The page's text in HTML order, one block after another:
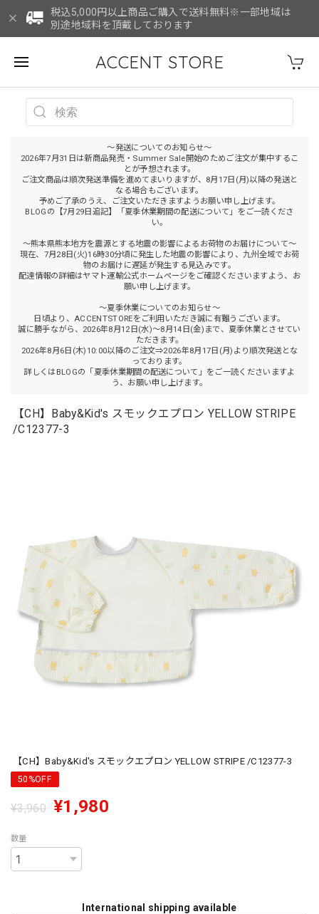
税込5,000円以上商品ご購入で送料無料※一部地域は
別途地域料を頂戴しております
ACCENT STORE
～発送についてのお知らせ～
2026年7月31日は新商品発売・Summer Sale開始のためご注文が集中するこ
とが予想されます。
ご注文商品は順次発送準備を進めてまいりますが、8月17日(月)以降の発送と
なる場合もございます。
予めご了承のうえ、ご注文いただきますようお願い申し上げます。
BLOGの【7月29日追記】「夏季休業期間の配送について」をご一読くださ
い。
～熊本県熊本地方を震源とする地震の影響によるお荷物のお届けについて～
現在、7月28日(火)16時30分頃に発生した地震の影響により、九州全域でお荷
物のお届けに遅延が発生する見込みです。
配達情報の詳細はヤマト運輸公式ホームページをご確認くださいますよう、お
願い申し上げます。
～夏季休業についてのお知らせ～
日頃より、ACCENTSTOREをご利用いただき誠に有難うございます。
誠に勝手ながら、2026年8月12日(水)～8月14日(金)まで、夏季休業とさせてい
ただきます。
2026年8月6日(木)10:00以降のご注文⇒2026年8月17日(月)より順次発送とな
っております。
詳しくはBLOGの「夏季休業期間の配送について」をご一読くださいますよ
う、お願い申し上げます。
【CH】Baby&Kid's スモックエプロン YELLOW STRIPE
/C12377-3
【CH】Baby&Kid's スモックエプロン YELLOW STRIPE /C12377-3
50%OFF
¥3,960 ¥1,980
数量
International shipping available